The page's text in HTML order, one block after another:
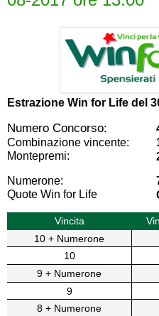
Estrazione Win for Life del
Numero Concorso:
Combinazione vincente:
Montepremi:
Numerone:
Quote Win for Life
Vincita
10 + Numerone
10
9 + Numerone
9
8 + Numerone